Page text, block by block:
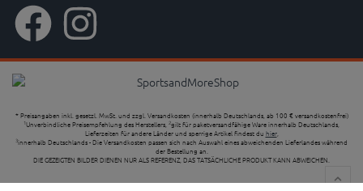
* Preisangaben inkl. gesetzl. MwSt. und zzgl. Versandkosten (innerhalb Deutschlands, ab 100 € versandkostenfrei)
1Unverbindliche Preisempfehlung des Herstellers, 2gilt für paketversandfähige Ware innerhalb Deutschlands,
Lieferzeiten für andere Länder und sperrige Artikel findest du hier,
3innerhalb Deutschlands - Die Versandkosten passen sich nach Auswahl eines abweichenden Lieferlandes während
der Bestellung an.
DIE GEZEIGTEN BILDER DIENEN NUR ALS REFERENZ, DAS TATSÄCHLICHE PRODUKT KANN ABWEICHEN.